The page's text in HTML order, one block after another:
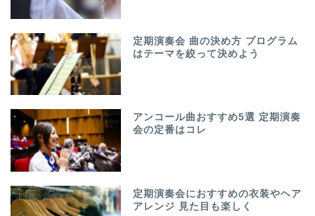
定期演奏会 曲の決め方 プログラム
はテーマを絞って決めよう
アンコール曲おすすめ5選 定期演奏
会の定番はコレ
定期演奏会におすすめの衣装やヘア
アレンジ 見た目も楽しく